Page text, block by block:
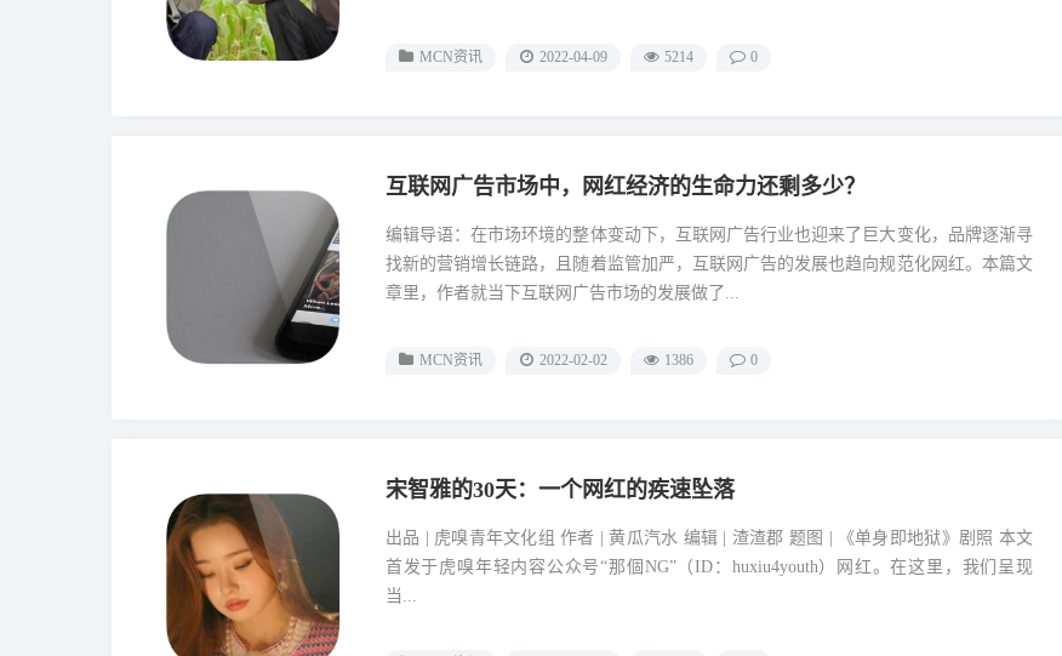
MCN资讯 2022-04-09 5214 0
互联网广告市场中，网红经济的生命力还剩多少？
编辑导语：在市场环境的整体变动下，互联网广告行业也迎来了巨大变化，品牌逐渐寻
找新的营销增长链路，且随着监管加严，互联网广告的发展也趋向规范化网红。本篇文
章里，作者就当下互联网广告市场的发展做了...
MCN资讯 2022-02-02 1386 0
宋智雅的30天：一个网红的疾速坠落
出品 | 虎嗅青年文化组 作者 | 黄瓜汽水 编辑 | 渣渣郡 题图 | 《单身即地狱》剧照 本文
首发于虎嗅年轻内容公众号“那個NG”（ID：huxiu4youth）网红。在这里，我们呈现
当...